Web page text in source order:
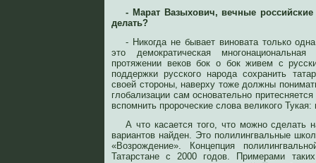
- Марат Вазыхович, вечные
делать?
- Никогда не бывает виновата только
это демократическая
протяжении веков бок о бок живем с
поддержки русского народа сохранить
своей стороны, наверху тоже должны
глобализации сам основательно
вспомнить пророческие слова великого
А что касается того, что можно сделать
вариантов найден. Это полилингвальные
«Возрождение». Концепция
Татарстане с 2000 годов. Примерами